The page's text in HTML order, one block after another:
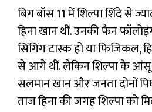
बिग बॉस 11 में शिल्पा शिंदे से
हिना खान थीं. उनकी फैन
सिंगिंग टास्क हो या फिजिकल,
से आगे थीं. लेकिन शिल्पा के
सलमान खान और जनता दोनों
ताज हिना की जगह शिल्पा को